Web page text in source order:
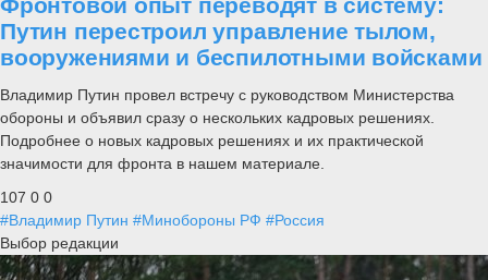
Путин перестроил управление тылом,
вооружениями и беспилотными войсками
Владимир Путин провел встречу с руководством Министерства
обороны и объявил сразу о нескольких кадровых решениях.
Подробнее о новых кадровых решениях и их практической
значимости для фронта в нашем материале.
107 0 0
#Владимир Путин #Минобороны РФ #Россия
Выбор редакции